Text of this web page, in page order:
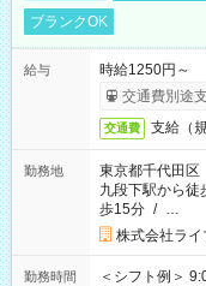
ブランクOK
給与
時給1250円～
交通費別途
交通費 支給（
勤務地
東京都千代田区
九段下駅から徒
歩15分 / …
株式会社ライ
勤務時間
＜シフト例＞